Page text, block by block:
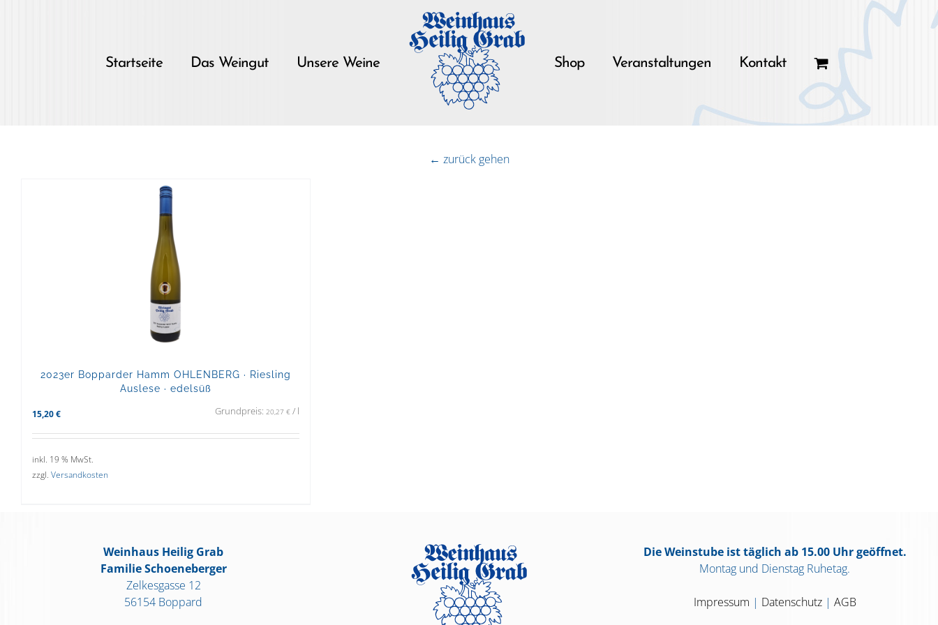
Startseite Das Weingut Unsere Weine Shop Veranstaltungen Kontakt
← zurück gehen
2023er Bopparder Hamm OHLENBERG · Riesling
Auslese · edelsüß
15,20 € Grundpreis: 20,27 €/ l
inkl. 19 % MwSt.
zzgl. Versandkosten
Weinhaus Heilig Grab
Familie Schoeneberger
Zelkesgasse 12
56154 Boppard
Die Weinstube ist täglich ab 15.00 Uhr geöffnet.
Montag und Dienstag Ruhetag.
Impressum | Datenschutz| AGB